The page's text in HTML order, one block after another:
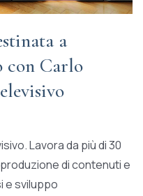
a
con Carlo
Lavora da più di 30
di contenuti e
e sviluppo